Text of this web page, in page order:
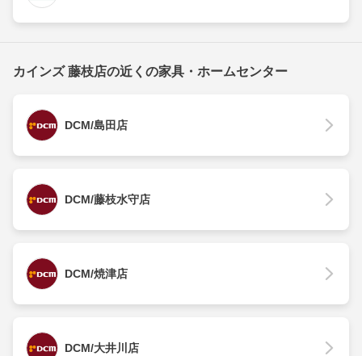
カインズ 藤枝店の近くの家具・ホームセンター
DCM/島田店
DCM/藤枝水守店
DCM/焼津店
DCM/大井川店